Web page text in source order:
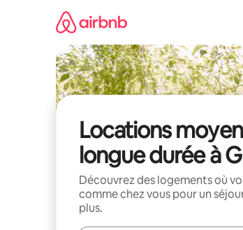
Locations
longue durée à
Découvrez des logements où
comme chez vous pour un
plus.